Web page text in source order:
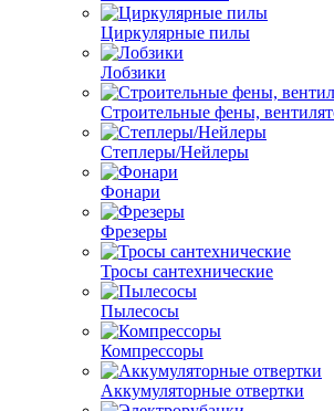
Циркулярные пилы
Лобзики
Строительные фены,
Степлеры/Нейлеры
Фонари
Фрезеры
Тросы сантехнические
Пылесосы
Компрессоры
Аккумуляторные отвертки